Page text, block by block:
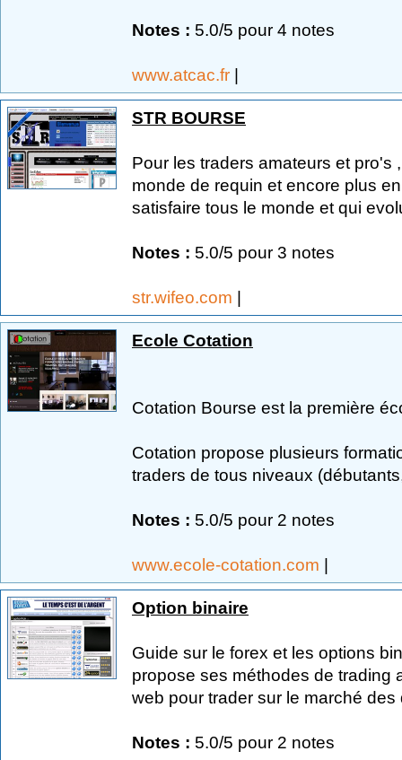
Notes : 5.0/5 pour 4 notes
www.atcac.fr |
STR BOURSE
Pour les traders amateurs et pro's
monde de requin et encore plus
satisfaire tous le monde et qui
Notes : 5.0/5 pour 3 notes
str.wifeo.com |
Ecole Cotation
Cotation Bourse est la première
Cotation propose plusieurs
traders de tous niveaux
Notes : 5.0/5 pour 2 notes
www.ecole-cotation.com |
Option binaire
Guide sur le forex et les options
propose ses méthodes de trading
web pour trader sur le marché
Notes : 5.0/5 pour 2 notes